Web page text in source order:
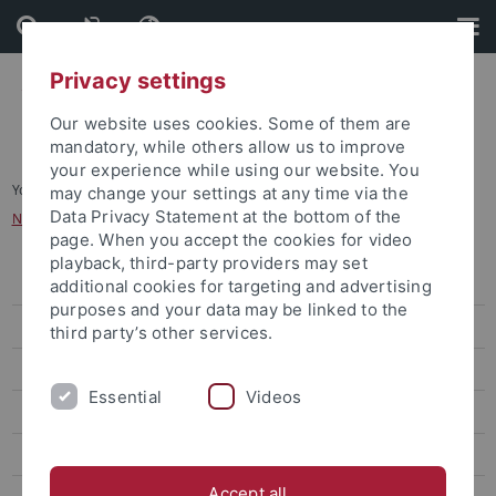
Skip
to
content
Skip
to
footer
You are here: Startseite
...
Nachhaltigkeitspreis für Abschlussarbeiten
Aktuelles & Überblick zu NE
Kompetenzzentrum für Nachhaltige Entwicklung
Studium Oecologicum
Privacy settings
Our website uses cookies. Some of them are
mandatory, while others allow us to improve
your experience while using our website. You
may change your settings at any time via the
Data Privacy Statement at the bottom of the
page. When you accept the cookies for video
playback, third-party providers may set
additional cookies for targeting and advertising
purposes and your data may be linked to the
third party’s other services.
Essential Videos